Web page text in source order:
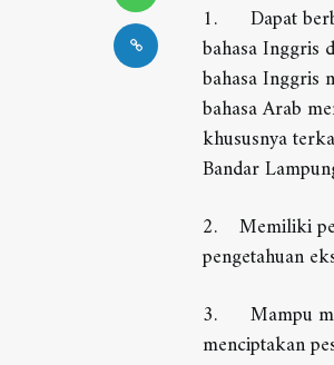
1. Dapat
bahasa Inggris
bahasa Inggris
bahasa Arab
khususnya
Bandar
2. Memiliki
pengetahuan
3. Mampu
menciptakan